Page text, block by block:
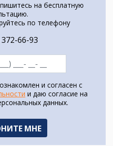
на бесплатную
по телефону
66-93
и согласен с
и даю согласие на
данных.